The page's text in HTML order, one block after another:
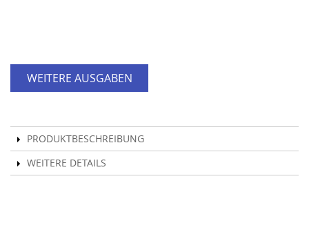
WEITERE AUSGABEN
PRODUKTBESCHREIBUNG
WEITERE DETAILS